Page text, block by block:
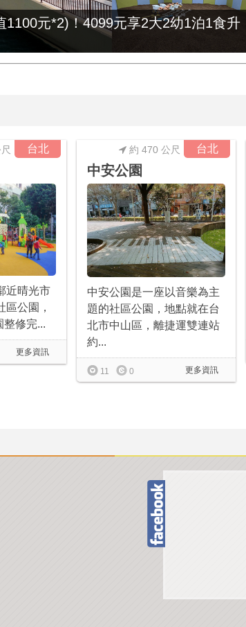
元*2)！4099元享2大2幼1泊1食升
台北
近晴光市
區公園，
整修完...
更多資訊
台北
約 470 公尺
中安公園
中安公園是一座以音樂為主
題的社區公園，地點就在台
北市中山區，離捷運雙連站
約...
更多資訊
11 0